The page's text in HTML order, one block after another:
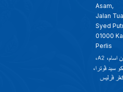
Asam,
Jalan
Syed
01000
Perlis